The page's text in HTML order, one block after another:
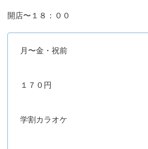
開店〜１８：００
月〜金・祝前
１７０円
学割カラオケ